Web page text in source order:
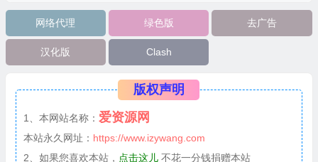
网络代理 绿色版 去广告
汉化版 Clash
版权声明
1、本网站名称： 爱资源网
本站永久网址： https://www.izywang.com
2、如果您喜欢本站， 点击这儿不花一分钱捐赠本站